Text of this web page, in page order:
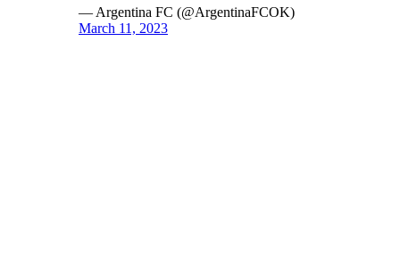
— Argentina FC (@ArgentinaFCOK)
March 11, 2023